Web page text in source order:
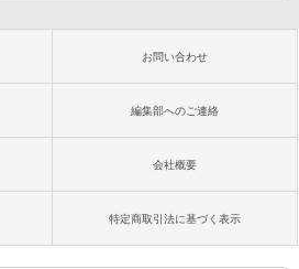
お問い合わせ
編集部へのご連絡
会社概要
特定商取引法に基づく表示